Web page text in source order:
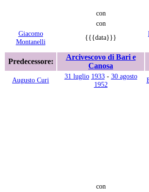
con
con
Giacomo
Montanelli
{{{data}}}
Predecessore:
Arcivescovo di Bari e
Canosa
Augusto Curi 31 luglio 1933- 30 agosto
1952
con